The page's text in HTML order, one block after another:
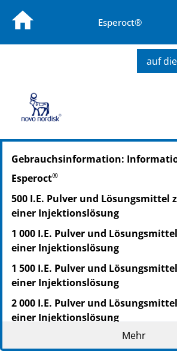
Esperoct®
auf
PZN: 18897953
PPN: 111889795308
Gebrauchsinformation:
Esperoct®
500 I.E. Pulver und Lösungsmittel
einer Injektionslösung
1 000 I.E. Pulver und
einer Injektionslösung
1 500 I.E. Pulver und
einer Injektionslösung
2 000 I.E. Pulver und
einer Injektionslösung
3 000 I.E. Pulver und
einer Injektionslösung
Mehr